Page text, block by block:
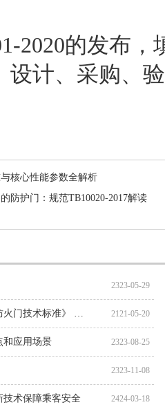
2020的发布
设计、采购、
核心性能参数全解析
防护门：规范TB10020-2017解读
2323-05-29
《城市轨道交通隧道抗风压防火门技术标准》 征求意见的通知 2121-05-20
和应用场景 2323-08-25
2323-11-08
技术保障乘客安全 2424-03-18